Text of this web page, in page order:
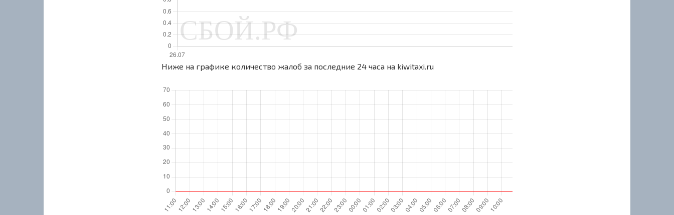
Ниже на графике количество жалоб за последние 24 часа на kiwitaxi.ru